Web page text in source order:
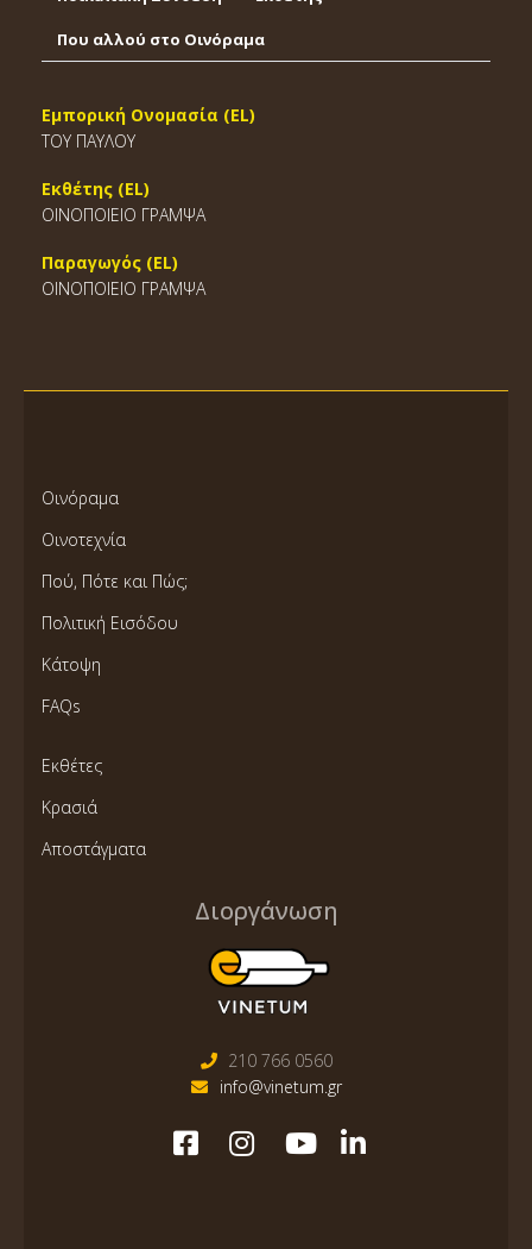
Που αλλού στο Οινόραμα
Εμπορική Ονομασία (EL)
ΤΟΥ ΠΑΥΛΟΥ
Εκθέτης (EL)
ΟΙΝΟΠΟΙΕΙΟ ΓΡΑΜΨΑ
Παραγωγός (EL)
ΟΙΝΟΠΟΙΕΙΟ ΓΡΑΜΨΑ
Οινόραμα
Οινοτεχνία
Πού, Πότε και Πώς;
Πολιτική Εισόδου
Κάτοψη
FAQs
Εκθέτες
Κρασιά
Αποστάγματα
Διοργάνωση
210 766 0560
info@vinetum.gr